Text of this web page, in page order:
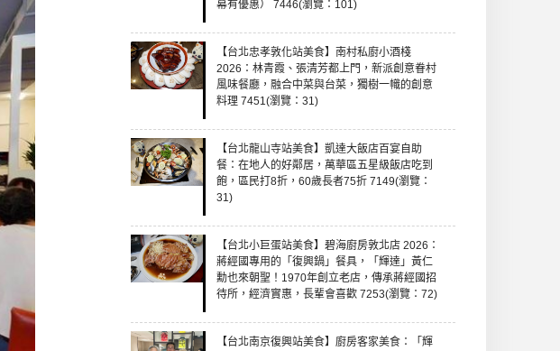
幕有優惠） 7446(瀏覽：101)
【台北忠孝敦化站美食】南村私廚小酒棧
2026：林青霞、張清芳都上門，新派創意眷村
風味餐廳，融合中菜與台菜，獨樹一幟的創意
料理 7451(瀏覽：31)
【台北龍山寺站美食】凱達大飯店百宴自助
餐：在地人的好鄰居，萬華區五星級飯店吃到
飽，區民打8折，60歲長者75折 7149(瀏覽：
31)
【台北小巨蛋站美食】碧海廚房敦北店 2026：
蔣經國專用的「復興鍋」餐具，「輝達」黃仁
勳也來朝聖！1970年創立老店，傳承蔣經國招
待所，經濟實惠，長輩會喜歡 7253(瀏覽：72)
【台北南京復興站美食】廚房客家美食：「輝